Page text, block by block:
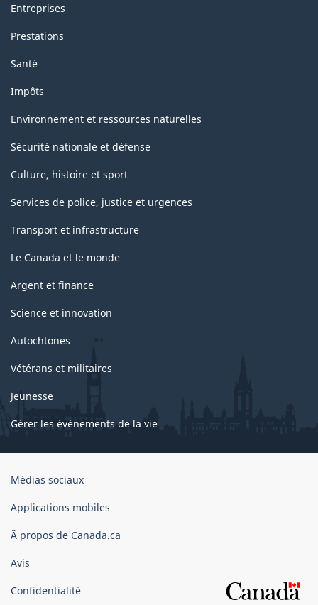
Entreprises
Prestations
Santé
Impôts
Environnement et ressources naturelles
Sécurité nationale et défense
Culture, histoire et sport
Services de police, justice et urgences
Transport et infrastructure
Le Canada et le monde
Argent et finance
Science et innovation
Autochtones
Vétérans et militaires
Jeunesse
Gérer les événements de la vie
Organisation
gouvernement
Canada
Médias sociaux
Applications mobiles
Ã propos de Canada.ca
Avis
Confidentialité